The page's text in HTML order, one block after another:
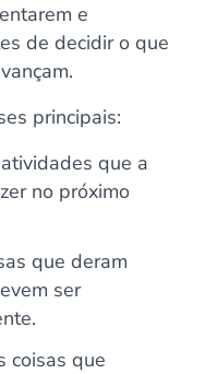
e
de decidir o que
principais:
que a
no próximo
que deram
ser
coisas que